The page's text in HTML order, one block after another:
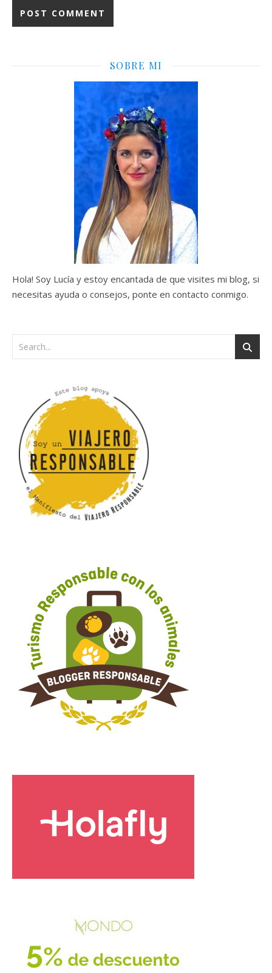
SOBRE MI
Hola! Soy Lucía y estoy encantada de que visites mi blog, si
necesitas ayuda o consejos, ponte en contacto conmigo.